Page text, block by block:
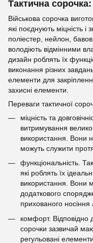
Тактична
Військова сорочка
які поєднують міцність і
поліестер, нейлон,
володіють відмінними
дизайн роблять їх
виконання різних
елементи для
захисні елементи.
Переваги тактичної
міцність та
витримування
використання. Вони
можуть служити
функціональність.
які роблять їх
використання. Вони
додаткового
прихованого носіння
комфорт. Відповідно
сорочки зазвичай
регульовані